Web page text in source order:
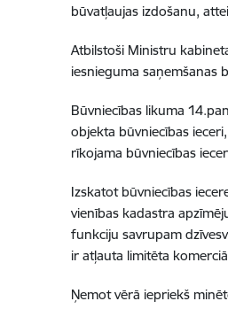
būvatļaujas izdošanu,
Atbilstoši Ministru
iesnieguma saņemšanas
Būvniecības likuma
objekta būvniecības
rīkojama būvniecības
Izskatot būvniecības
vienības kadastra
funkciju savrupam
ir atļauta limitēta
Ņemot vērā iepriekš